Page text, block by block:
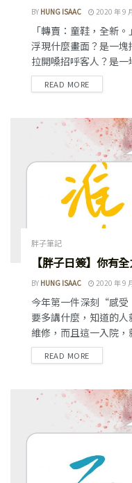
BY HUNG ISAAC 2020 年 9
「轉賣：童鞋，全新
浮現什麼畫面？是一
拉開嗓招呼客人？是一
READ MORE
胖子筆記
【胖子日簽】你有
BY HUNG ISAAC 2020 年 9
今年第一件深刻“感
要多講什麼，知道的
維修，而且這一入院，
READ MORE